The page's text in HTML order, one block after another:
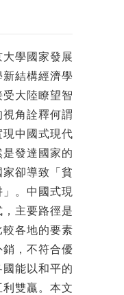
學國家發展
結構經濟學
大陸瞭望智
角詮釋何謂
現中國式現代
發達國家的
卻導致「貧
」。中國式現
主要路徑是
各地的要素
，不符合優
能以和平的
雙贏。本文